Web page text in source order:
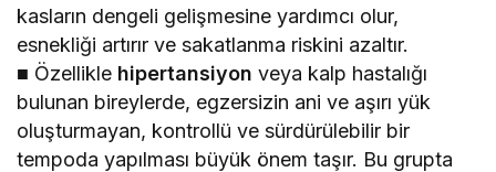
kasların dengeli gelişmesine yardımcı olur,
esnekliği artırır ve sakatlanma riskini azaltır.
■ Özellikle hipertansiyon veya kalp hastalığı
bulunan bireylerde, egzersizin ani ve aşırı yük
oluşturmayan, kontrollü ve sürdürülebilir bir
tempoda yapılması büyük önem taşır. Bu grupta